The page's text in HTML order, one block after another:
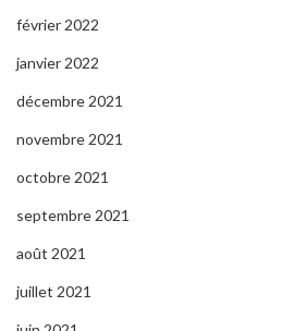
février 2022
janvier 2022
décembre 2021
novembre 2021
octobre 2021
septembre 2021
août 2021
juillet 2021